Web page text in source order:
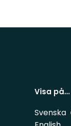
Visa på…
Svenska